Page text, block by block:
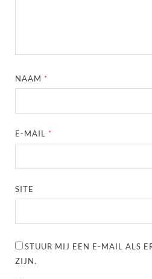
NAAM *
E-MAIL *
SITE
STUUR MIJ EEN E-MAIL ALS
ZIJN.